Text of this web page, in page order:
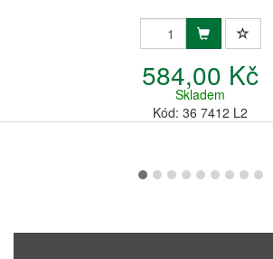
584,00 Kč
Skladem
Kód: 36 7412 L2